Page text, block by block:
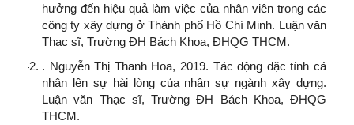
hưởng đến hiệu quả làm việc của nhân viên trong các
công ty xây dựng ở Thành phố Hồ Chí Minh. Luận văn
Thạc sĩ, Trường ĐH Bách Khoa, ĐHQG THCM.
. Nguyễn Thị Thanh Hoa, 2019. Tác động đặc tính cá
nhân lên sự hài lòng của nhân sự ngành xây dựng.
Luận văn Thạc sĩ, Trường ĐH Bách Khoa, ĐHQG
THCM.